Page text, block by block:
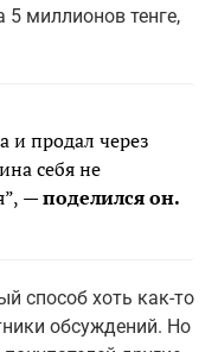
5 миллионов тенге,
и продал через
себя не
— поделился он.
способ хоть как-то
обсуждений. Но